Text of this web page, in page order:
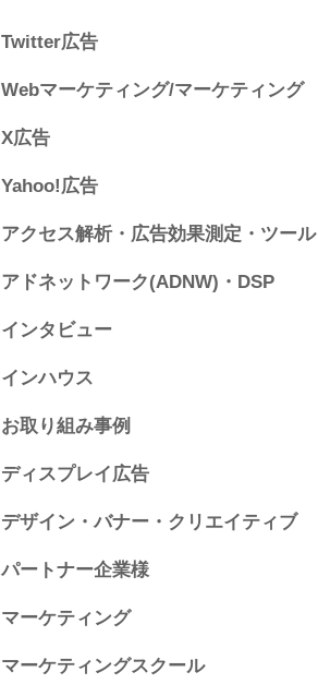
Twitter広告
Webマーケティング/マーケティング
X広告
Yahoo!広告
アクセス解析・広告効果測定・ツール
アドネットワーク(ADNW)・DSP
インタビュー
インハウス
お取り組み事例
ディスプレイ広告
デザイン・バナー・クリエイティブ
パートナー企業様
マーケティング
マーケティングスクール